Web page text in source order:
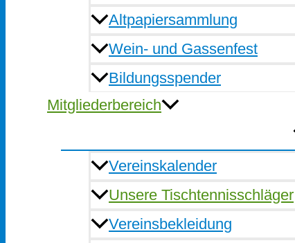
Altpapiersammlung
Wein- und Gassenfest
Bildungsspender
Mitgliederbereich
Vereinskalender
Unsere Tischtennisschläger
Vereinsbekleidung